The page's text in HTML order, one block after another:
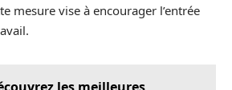
mesure vise à encourager l’entrée